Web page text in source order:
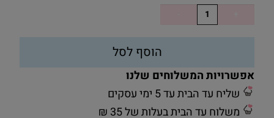
הוסף לסל
אפשרויות המשלוחים שלנו
שליח עד הבית עד 5 ימי עסקים
משלוח עד הבית בעלות של 35 ₪